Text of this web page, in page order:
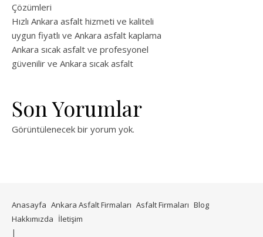
Çözümleri
Hızlı Ankara asfalt hizmeti ve kaliteli
uygun fiyatlı ve Ankara asfalt kaplama
Ankara sıcak asfalt ve profesyonel
güvenilir ve Ankara sıcak asfalt
Son Yorumlar
Görüntülenecek bir yorum yok.
Anasayfa Ankara Asfalt Firmaları Asfalt Firmaları Blog
Hakkımızda İletişim